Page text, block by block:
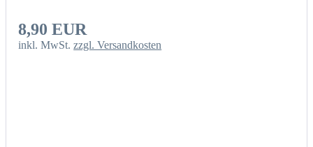
8,90 EUR
inkl. MwSt.zzgl. Versandkosten